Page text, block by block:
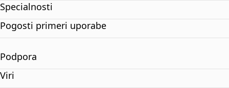
Specialnosti
Pogosti primeri uporabe
Podpora
Viri